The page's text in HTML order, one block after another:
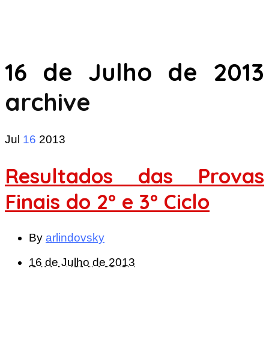
16 de Julho de 2013
archive
Jul 16 2013
Resultados das Provas
Finais do 2º e 3º Ciclo
By arlindovsky
16 de Julho de 2013